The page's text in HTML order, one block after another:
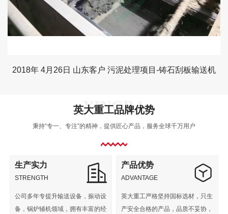
2018年 4月26日 山东客户 污泥处理项目-铸石刮板输送机
英大重工品牌优势
秉持“专一、专注”的精神，提供匠心产品，服务全球千万用户
生产实力
STRENGTH
公司多年专提升输送设备，振动设
备，锅炉辅机领域，拥有丰富的经
产品优势
ADVANTAGE
英大重工严格坚持国标选材，只生
产安全合格的产品，品质不妥协，